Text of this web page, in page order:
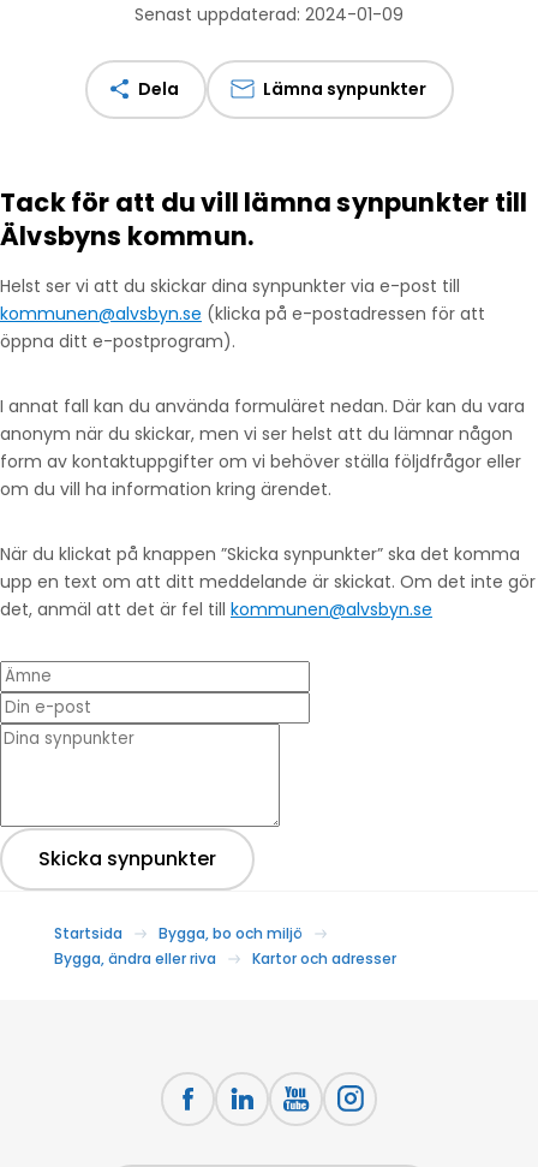
Senast uppdaterad: 2024-01-09
Dela Lämna synpunkter
Tack för att du vill lämna synpunkter till
Älvsbyns kommun.
Helst ser vi att du skickar dina synpunkter via e-post till
kommunen@alvsbyn.se (klicka på e-postadressen för att
öppna ditt e-postprogram).
I annat fall kan du använda formuläret nedan. Där kan du vara
anonym när du skickar, men vi ser helst att du lämnar någon
form av kontaktuppgifter om vi behöver ställa följdfrågor eller
om du vill ha information kring ärendet.
När du klickat på knappen ”Skicka synpunkter” ska det komma
upp en text om att ditt meddelande är skickat. Om det inte gör
det, anmäl att det är fel till kommunen@alvsbyn.se
Ämne
Din e-post
* Dina synpunkter
Skicka synpunkter
Startsida
Bygga, bo och miljö
Bygga, ändra eller riva
Kartor och adresser